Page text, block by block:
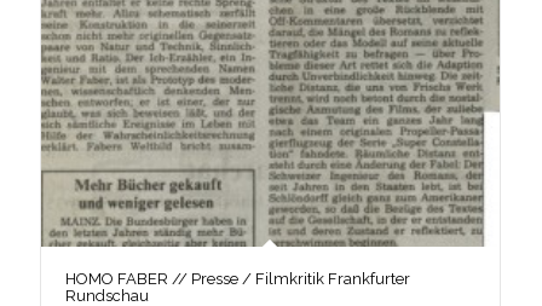
HOMO FABER // Presse / Filmkritik Frankfurter
Rundschau